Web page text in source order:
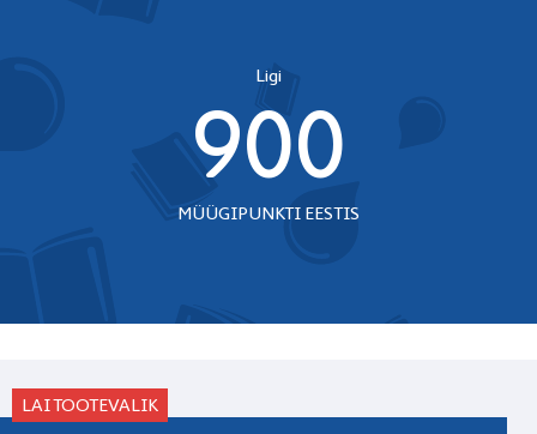
Ligi
900
MÜÜGIPUNKTI EESTIS
LAI TOOTEVALIK